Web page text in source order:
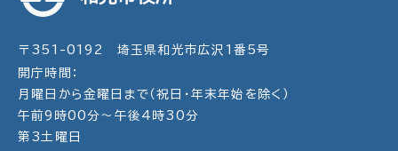
〒351-0192 埼玉県和光市広沢1番5号
開庁時間：
月曜日から金曜日まで（祝日・年末年始を除く）
午前9時00分～午後4時30分
第3土曜日